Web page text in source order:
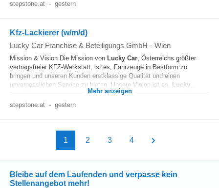
stepstone.at - gestern
Kfz-Lackierer (w/m/d)
Lucky Car Franchise & Beteiligungs GmbH - Wien
Mission & Vision Die Mission von Lucky Car, Österreichs größter
vertragsfreier KFZ-Werkstatt, ist es, Fahrzeuge in Bestform zu
bringen und unseren Kunden erstklassige Qualität und einen
unvergesslichen Service zu bieten. Unsere Vision ist es, Lucky
Mehr anzeigen
stepstone.at - gestern
1 2 3 4
Bleibe auf dem Laufenden und verpasse kein
Stellenangebot mehr!